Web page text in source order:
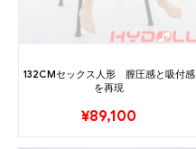
132CMセックス人形 膣圧感と吸付感
を再現
¥89,100